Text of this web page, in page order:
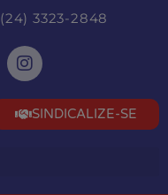
(24) 3323-2848
SINDICALIZE-SE